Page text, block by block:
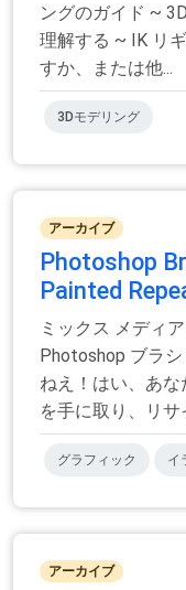
ングのガイド ~
理解する ~ IK リ
すか、または他...
3Dモデリング
アーカイブ
Photoshop
Painted
ミックス メディ
Photoshop ブラ
ねえ！はい、あ
を手に取り、リサ
グラフィック イ
アーカイブ